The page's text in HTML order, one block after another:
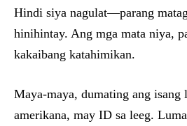
Hindi siya nagulat—parang
hinihintay. Ang mga mata niya,
kakaibang katahimikan.
Maya-maya, dumating ang isang
amerikana, may ID sa leeg.